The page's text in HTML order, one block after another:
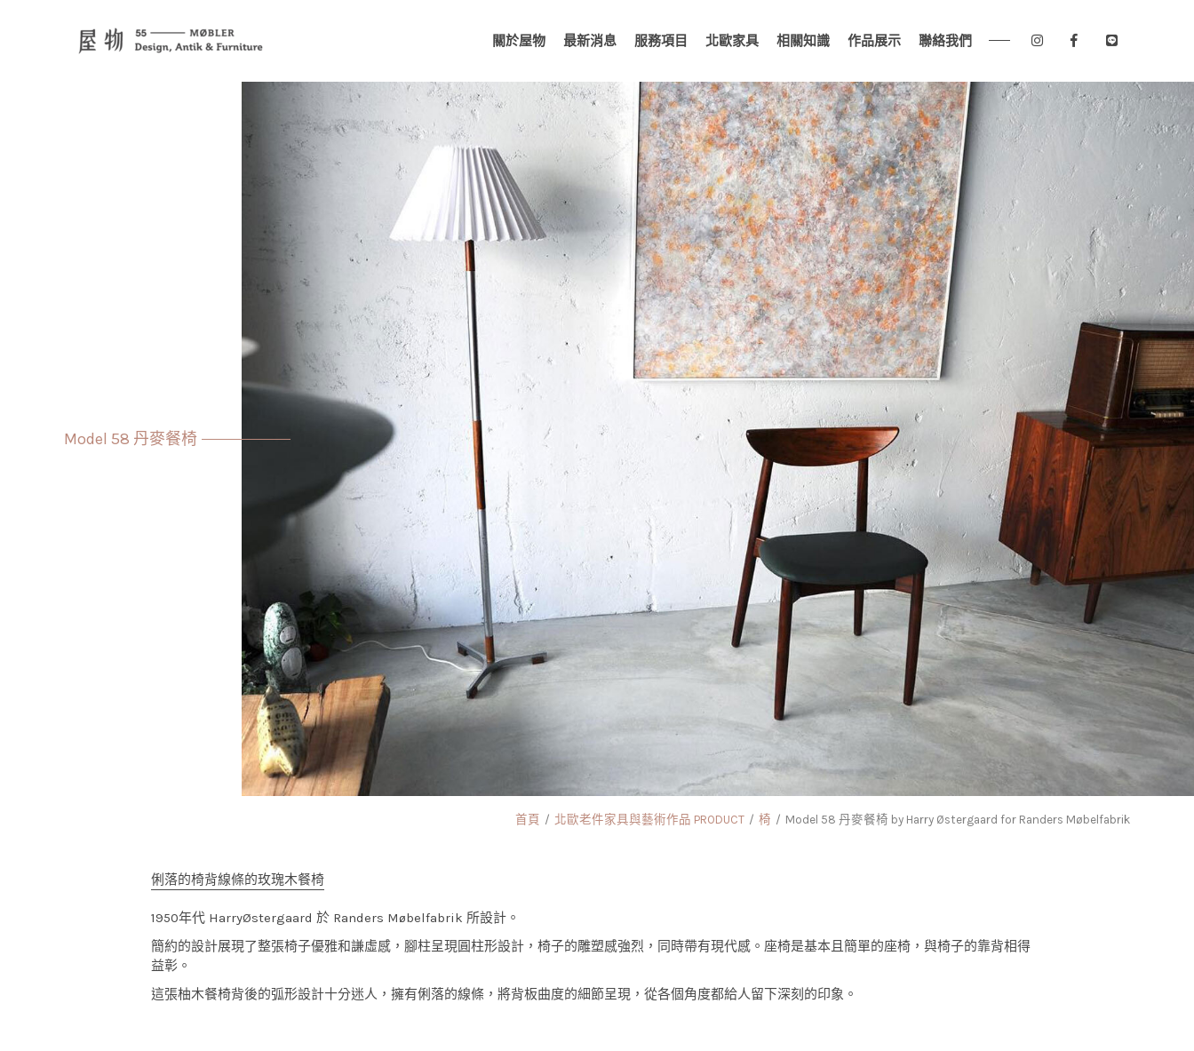
關於屋物 最新消息 服務項目 北歐家具 相關知識 作品展示 聯絡我們
Model 58 丹麥餐椅
首頁 北歐老件家具與藝術作品 PRODUCT 椅 Model 58 丹麥餐椅 by Harry Østergaard for Randers Møbelfabrik
俐落的椅背線條的玫瑰木餐椅
1950年代 HarryØstergaard 於 Randers Møbelfabrik 所設計。
簡約的設計展現了整張椅子優雅和謙虛感，腳柱呈現圓柱形設計，椅子的雕塑感強烈，同時帶有現代感。座椅是基本且簡單的座椅，與椅子的靠背相得
益彰。
這張柚木餐椅背後的弧形設計十分迷人，擁有俐落的線條，將背板曲度的細節呈現，從各個角度都給人留下深刻的印象。